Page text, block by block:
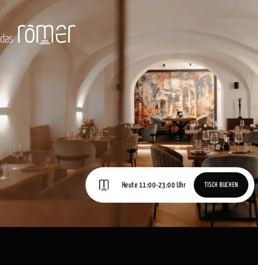
Heute 11:00-23:00 Uhr
TISCH BUCHEN
TISCH BUCHEN